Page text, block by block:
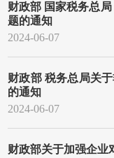
财政部 国家税务总
题的通知
2024-06-07
财政部 税务总局关
的通知
2024-06-07
财政部关于加强企业